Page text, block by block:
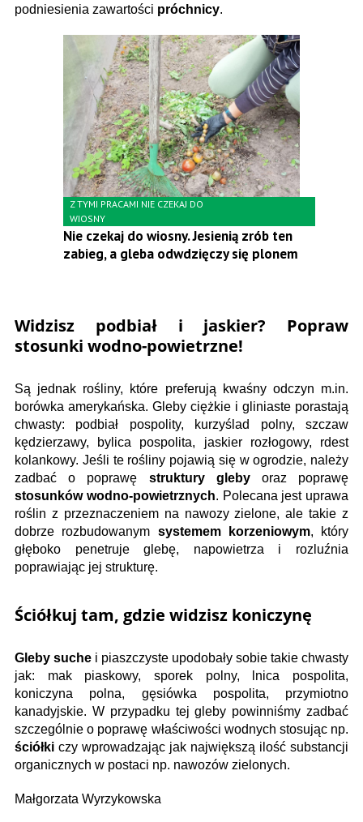
podniesienia zawartości próchnicy.
Z TYMI PRACAMI NIE CZEKAJ DO
WIOSNY
Nie czekaj do wiosny. Jesienią zrób ten
zabieg, a gleba odwdzięczy się plonem
Widzisz podbiał i jaskier? Popraw
stosunki wodno-powietrzne!
Są jednak rośliny, które preferują kwaśny odczyn m.in.
borówka amerykańska. Gleby ciężkie i gliniaste porastają
chwasty: podbiał pospolity, kurzyślad polny, szczaw
kędzierzawy, bylica pospolita, jaskier rozłogowy, rdest
kolankowy. Jeśli te rośliny pojawią się w ogrodzie, należy
zadbać o poprawę struktury glebyoraz poprawę
stosunków wodno-powietrznych. Polecana jest uprawa
roślin z przeznaczeniem na nawozy zielone, ale takie z
dobrze rozbudowanym systemem korzeniowym, który
głęboko penetruje glebę, napowietrza i rozluźnia
poprawiając jej strukturę.
Ściółkuj tam, gdzie widzisz koniczynę
Gleby suche i piaszczyste upodobały sobie takie chwasty
jak: mak piaskowy, sporek polny, lnica pospolita,
koniczyna polna, gęsiówka pospolita, przymiotno
kanadyjskie. W przypadku tej gleby powinniśmy zadbać
szczególnie o poprawę właściwości wodnych stosując np.
ściółki czy wprowadzając jak największą ilość substancji
organicznych w postaci np. nawozów zielonych.
Małgorzata Wyrzykowska